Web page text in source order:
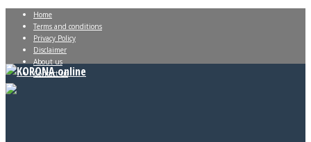
Home
Terms and conditions
Privacy Policy
Disclaimer
About us
Contact us